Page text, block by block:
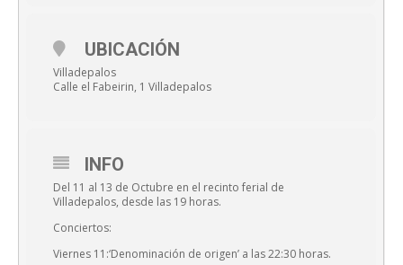
UBICACIÓN
Villadepalos
Calle el Fabeirin, 1 Villadepalos
INFO
Del 11 al 13 de Octubre en el recinto ferial de
Villadepalos, desde las 19 horas.
Conciertos:
Viernes 11:‘Denominación de origen’ a las 22:30 horas.